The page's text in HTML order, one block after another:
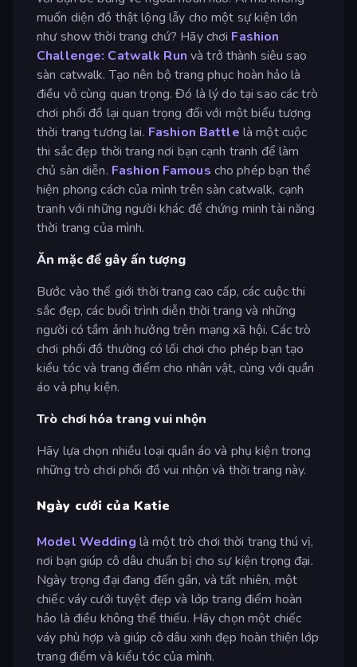
muốn diện đồ thật lộng lẫy cho một sự kiện lớn
như show thời trang chứ? Hãy chơi Fashion
Challenge: Catwalk Run và trở thành siêu sao
sàn catwalk. Tạo nên bộ trang phục hoàn hảo là
điều vô cùng quan trọng. Đó là lý do tại sao các trò
chơi phối đồ lại quan trọng đối với một biểu tượng
thời trang tương lai. Fashion Battle là một cuộc
thi sắc đẹp thời trang nơi bạn cạnh tranh để làm
chủ sàn diễn. Fashion Famous cho phép bạn thể
hiện phong cách của mình trên sàn catwalk, cạnh
tranh với những người khác để chứng minh tài năng
thời trang của mình.
Ăn mặc để gây ấn tượng
Bước vào thế giới thời trang cao cấp, các cuộc thi
sắc đẹp, các buổi trình diễn thời trang và những
người có tầm ảnh hưởng trên mạng xã hội. Các trò
chơi phối đồ thường có lối chơi cho phép bạn tạo
kiểu tóc và trang điểm cho nhân vật, cùng với quần
áo và phụ kiện.
Trò chơi hóa trang vui nhộn
Hãy lựa chọn nhiều loại quần áo và phụ kiện trong
những trò chơi phối đồ vui nhộn và thời trang này.
Ngày cưới của Katie
Model Wedding là một trò chơi thời trang thú vị,
nơi bạn giúp cô dâu chuẩn bị cho sự kiện trọng đại.
Ngày trọng đại đang đến gần, và tất nhiên, một
chiếc váy cưới tuyệt đẹp và lớp trang điểm hoàn
hảo là điều không thể thiếu. Hãy chọn một chiếc
váy phù hợp và giúp cô dâu xinh đẹp hoàn thiện lớp
trang điểm và kiểu tóc của mình.